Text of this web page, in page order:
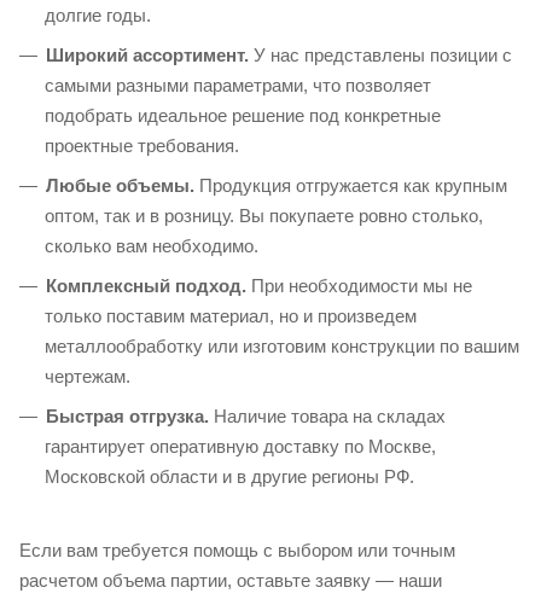
долгие годы.
Широкий ассортимент. У нас представлены позиции с
самыми разными параметрами, что позволяет
подобрать идеальное решение под конкретные
проектные требования.
Любые объемы. Продукция отгружается как крупным
оптом, так и в розницу. Вы покупаете ровно столько,
сколько вам необходимо.
Комплексный подход. При необходимости мы не
только поставим материал, но и произведем
металлообработку или изготовим конструкции по вашим
чертежам.
Быстрая отгрузка. Наличие товара на складах
гарантирует оперативную доставку по Москве,
Московской области и в другие регионы РФ.
Если вам требуется помощь с выбором или точным
расчетом объема партии, оставьте заявку — наши